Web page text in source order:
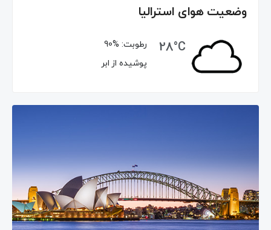
وضعیت هوای استرالیا
28°C
رطوبت: 90%
پوشیده از ابر